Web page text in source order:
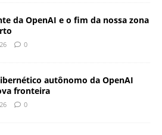
da OpenAI e o fim da nossa zona
0
autônomo da OpenAI
fronteira
0